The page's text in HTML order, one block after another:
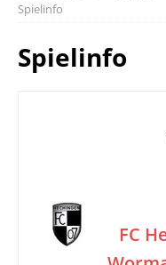
Spielinfo
Spielinfo
FC